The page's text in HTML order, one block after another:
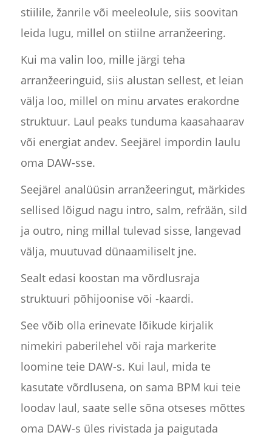
stiilile, žanrile või meeleolule, siis soovitan
leida lugu, millel on stiilne arranžeering.
Kui ma valin loo, mille järgi teha
arranžeeringuid, siis alustan sellest, et leian
välja loo, millel on minu arvates erakordne
struktuur. Laul peaks tunduma kaasahaarav
või energiat andev. Seejärel impordin laulu
oma DAW-sse.
Seejärel analüüsin arranžeeringut, märkides
sellised lõigud nagu intro, salm, refrään, sild
ja outro, ning millal tulevad sisse, langevad
välja, muutuvad dünaamiliselt jne.
Sealt edasi koostan ma võrdlusraja
struktuuri põhijoonise või -kaardi.
See võib olla erinevate lõikude kirjalik
nimekiri paberilehel või raja markerite
loomine teie DAW-s. Kui laul, mida te
kasutate võrdlusena, on sama BPM kui teie
loodav laul, saate selle sõna otseses mõttes
oma DAW-s üles rivistada ja paigutada